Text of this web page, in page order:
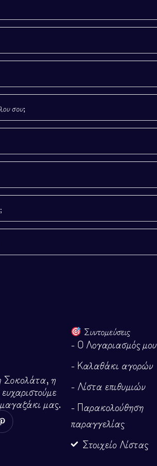
σου;
Σοκολάτα, η
μας.
Συντομεύσεις
- Ο Λογαριασμός μου
- Καλαθάκι αγορών
- Λίστα επιθυμιών
- Παρακολούθηση
παραγγελίας
Στοιχείο Λίστας